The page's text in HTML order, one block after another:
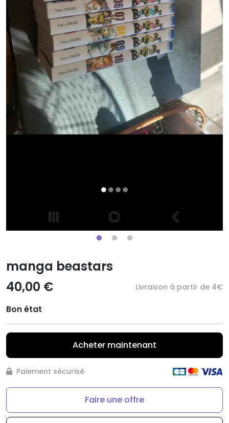
manga beastars
40,00 €
Livraison à partir de 4€
Bon état
Acheter maintenant
Paiement sécurisé
Faire une offre